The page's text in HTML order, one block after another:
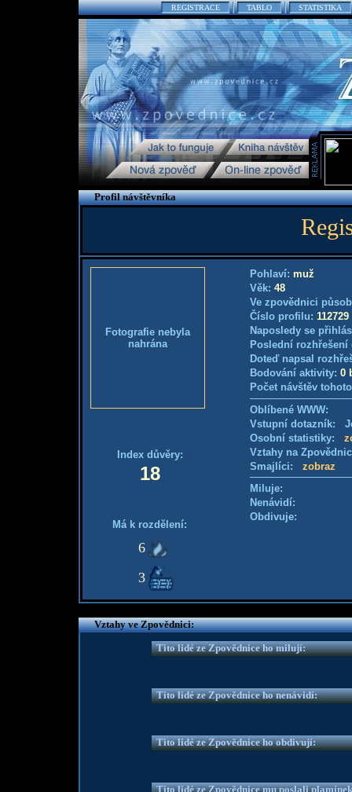
REGISTRACE TABLO STATISTIKA
Profil návštěvníka
Fotografie nebyla
nahrána
Index důvěry:
18
Má k rozdělení:
6
3
Pohlaví: muž
Věk: 48
Ve zpovědnici
Číslo profilu: 112729
Naposledy se
Poslední
Doteď napsal
Bodování aktivity: 0
Počet návštěv
Oblíbené WWW:
Vstupní dotazník:
Osobní statistiky:
Vztahy na
Smajlíci: zobraz
Miluje:
Nenávidí:
Obdivuje:
Vztahy ve Zpovědnici:
Tito lidé ze Zpovědnice ho milují:
Tito lidé ze Zpovědnice ho nenávidí:
Tito lidé ze Zpovědnice ho obdivují:
Tito lidé ze Zpovědnice mu poslali